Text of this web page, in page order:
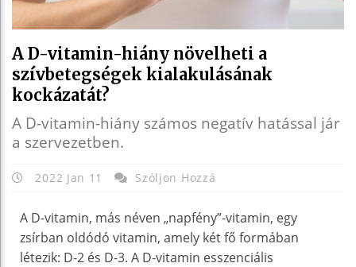
A D-vitamin-hiány növelheti a
szívbetegségek kialakulásának
kockázatát?
A D-vitamin-hiány számos negatív hatással jár
a szervezetben.
2022 Jan 11 Szóljon Hozzá
A D-vitamin, más néven „napfény”-vitamin, egy
zsírban oldódó vitamin, amely két fő formában
létezik: D-2 és D-3. A D-vitamin esszenciális